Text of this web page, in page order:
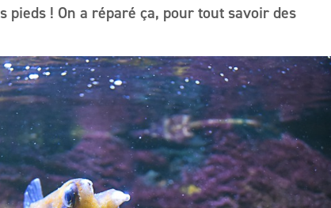
pieds ! On a réparé ça, pour tout savoir des